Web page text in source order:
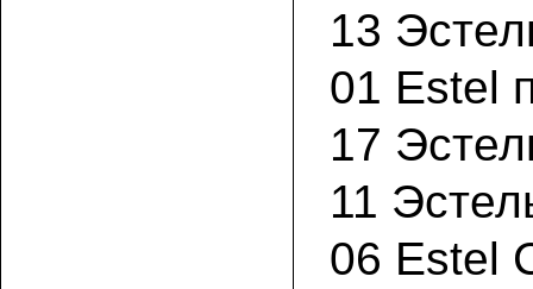
13
01 Estel
17
11
06 Estel